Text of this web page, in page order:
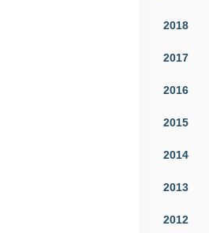
2018
2017
2016
2015
2014
2013
2012